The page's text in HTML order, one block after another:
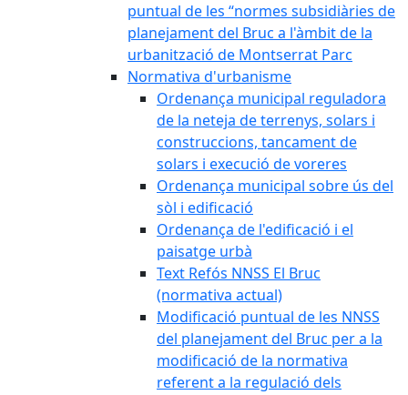
puntual de les “normes subsidiàries de
planejament del Bruc a l'àmbit de la
urbanització de Montserrat Parc
Normativa d'urbanisme
Ordenança municipal reguladora
de la neteja de terrenys, solars i
construccions, tancament de
solars i execució de voreres
Ordenança municipal sobre ús del
sòl i edificació
Ordenança de l'edificació i el
paisatge urbà
Text Refós NNSS El Bruc
(normativa actual)
Modificació puntual de les NNSS
del planejament del Bruc per a la
modificació de la normativa
referent a la regulació dels